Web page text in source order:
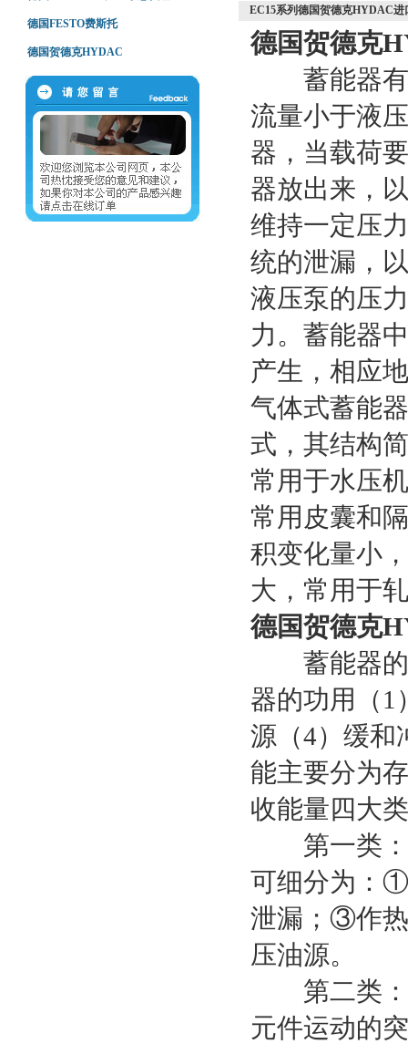
德国FESTO费斯托
德国贺德克HYDAC
EC15系列德国贺德克HYDAC进
德国贺德克
蓄能器有
流量小于液
器，当载荷
器放出来，
维持一定压
统的泄漏，
液压泵的压
力。蓄能器
产生，相应
气体式蓄能
式，其结构
常用于水压
常用皮囊和
积变化量小
大，常用于
德国贺德克
蓄能器的
器的功用（1
源（4）缓和
能主要分为
收能量四大
第一类：
可细分为：
泄漏；③作
压油源。
第二类：
元件运动的